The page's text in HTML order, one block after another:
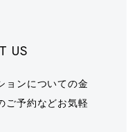
US
ョンについての金
ご予約などお気軽